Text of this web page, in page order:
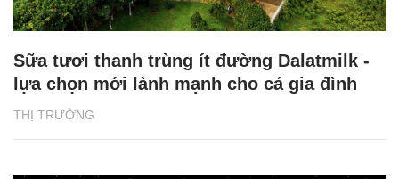
THỊ TRƯỜNG
Sữa tươi thanh trùng ít đường Dalatmilk -
lựa chọn mới lành mạnh cho cả gia đình